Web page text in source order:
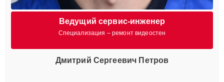
Ведущий сервис-инженер
Специализация – ремонт видеостен
Дмитрий Сергеевич Петров